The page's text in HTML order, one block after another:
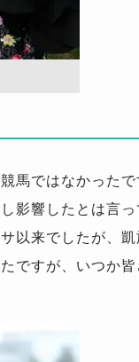
馬ではなかった
影響したとは言っ
以来でしたが、
ですが、いつか